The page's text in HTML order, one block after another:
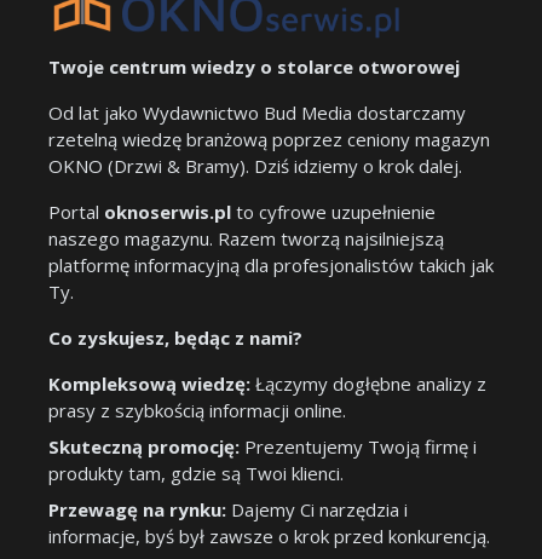
Twoje centrum wiedzy o stolarce otworowej
Od lat jako Wydawnictwo Bud Media dostarczamy
rzetelną wiedzę branżową poprzez ceniony magazyn
OKNO (Drzwi & Bramy). Dziś idziemy o krok dalej.
Portal oknoserwis.pl to cyfrowe uzupełnienie
naszego magazynu. Razem tworzą najsilniejszą
platformę informacyjną dla profesjonalistów takich jak
Ty.
Co zyskujesz, będąc z nami?
Kompleksową wiedzę: Łączymy dogłębne analizy z
prasy z szybkością informacji online.
Skuteczną promocję: Prezentujemy Twoją firmę i
produkty tam, gdzie są Twoi klienci.
Przewagę na rynku: Dajemy Ci narzędzia i
informacje, byś był zawsze o krok przed konkurencją.